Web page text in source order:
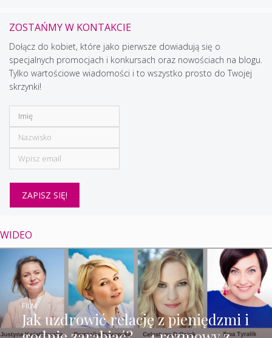
ZOSTAŃMY W KONTAKCIE
Dołącz do kobiet, które jako pierwsze dowiadują się o
specjalnych promocjach i konkursach oraz nowościach na blogu.
Tylko wartościowe wiadomości i to wszystko prosto do Twojej
skrzynki!
WIDEO
Jak uzdrowić relację z pieniędzmi i
FILM